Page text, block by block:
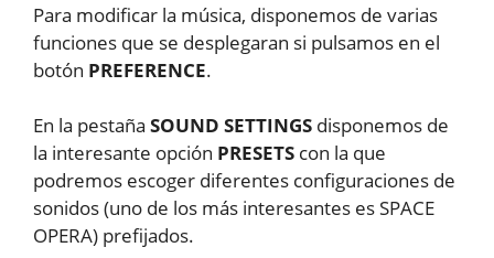
Para modificar la música, disponemos de varias
funciones que se desplegaran si pulsamos en el
botón PREFERENCE.
En la pestaña SOUND SETTINGS disponemos de
la interesante opción PRESETS con la que
podremos escoger diferentes configuraciones de
sonidos (uno de los más interesantes es SPACE
OPERA) prefijados.